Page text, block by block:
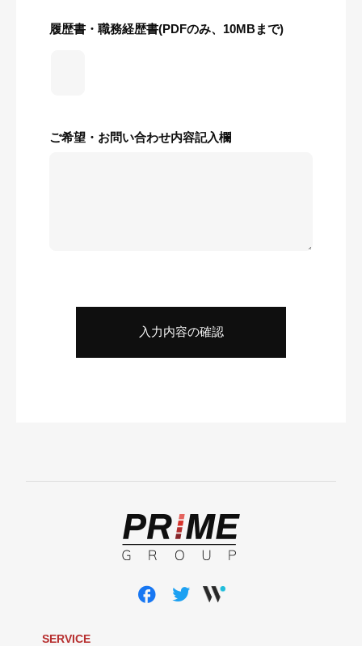
履歴書・職務経歴書(PDFのみ、10MBまで)
ご希望・お問い合わせ内容記入欄
SERVICE